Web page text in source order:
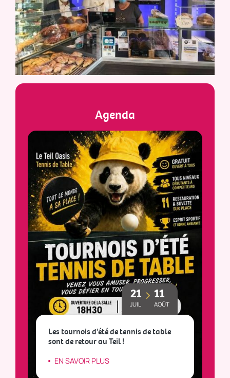
Agenda
21
JUIL
11
AOÛT
Les tournois d'été de tennis de table
sont de retour au Teil !
EN SAVOIR PLUS